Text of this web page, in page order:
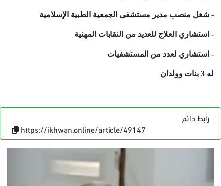
- شغل منصب مدير مستشفى الجمعية الطبية الإسلامية
- استشاري العلاج للعديد من النقابات المهنية
- استشاري لعدد من المستشفيات
له 3 بنات وولدان
رابط دائم
https://ikhwan.online/article/49147